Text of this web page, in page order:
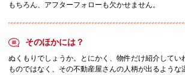
もちろん、アフターフォローも欠かせません。
そのほかには？
ぬくもりでしょうか。とにかく、物件だけ紹介してい
ものではなく、その不動産屋さんの人柄が出るような